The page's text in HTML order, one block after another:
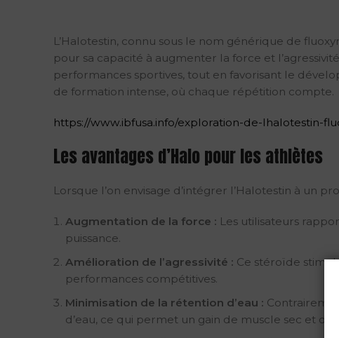
L’Halotestin, connu sous le nom générique de
pour sa capacité à augmenter la force et
performances sportives, tout en favorisant le
de formation intense, où chaque répétition compte.
https://www.ibfusa.info/exploration-de-lhalotestin-
Les avantages d’Halo pour les athlètes
Lorsque l’on envisage d’intégrer l’Halotestin à un
Augmentation de la force : Les utilisateurs
puissance.
Amélioration de l’agressivité : Ce stéroïde
performances compétitives.
Minimisation de la rétention d’eau :
d’eau, ce qui permet un gain de muscle sec et